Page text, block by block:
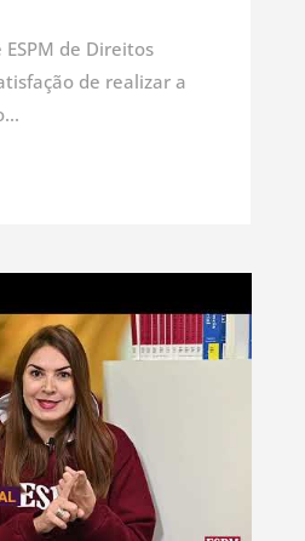
de Direitos
de realizar a